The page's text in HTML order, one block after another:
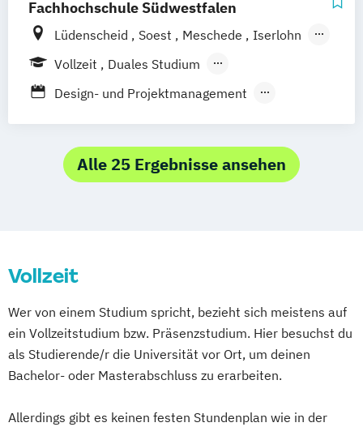
Fotodesigner*in Fotojournalist*in
Game Designer*in Games
Design & Animation Grafikdesigner*in
Media Reporter
Mediendesigner*in
Medienmanager*in Moderator*in
Musik Designer*in
Videoproduzent*in
Fachhochschule Südwestfalen
Lüdenscheid Soest Meschede
Iserlohn
Hagen
Vollzeit
Duales Studium
Berufsbegleitendes Präsenzstudium
Design- und Projektmanagement
Technische Redaktion und
Medienmanagement
Alle 25 Ergebnisse ansehen
Vollzeit
Wer von einem Studium spricht, bezieht sich meistens auf
ein Vollzeitstudium bzw. Präsenzstudium. Hier besuchst du
als Studierende/r die Universität vor Ort, um deinen
Bachelor- oder Masterabschluss zu erarbeiten.
Allerdings gibt es keinen festen Stundenplan wie in der